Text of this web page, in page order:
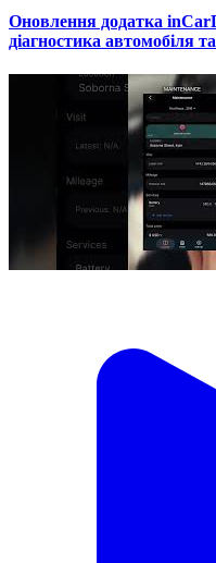
Оновлення додатка
діагностика автомобіля